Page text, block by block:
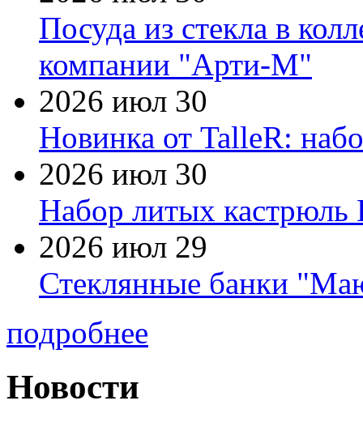
Посуда из стекла в
компании "Арти-М"
2026 июл 30
Новинка от TalleR:
2026 июл 30
Набор литых кастрюль
2026 июл 29
Стеклянные банки
подробнее
Новости